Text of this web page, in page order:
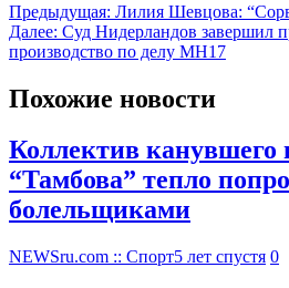
Предыдущая: Лилия Шевцова:
Далее: Cуд Нидерландов завершил
производство по делу MH17
Похожие новости
Коллектив канувшего
“Тамбова” тепло
болельщиками
NEWSru.com :: Спорт5 лет спустя 0